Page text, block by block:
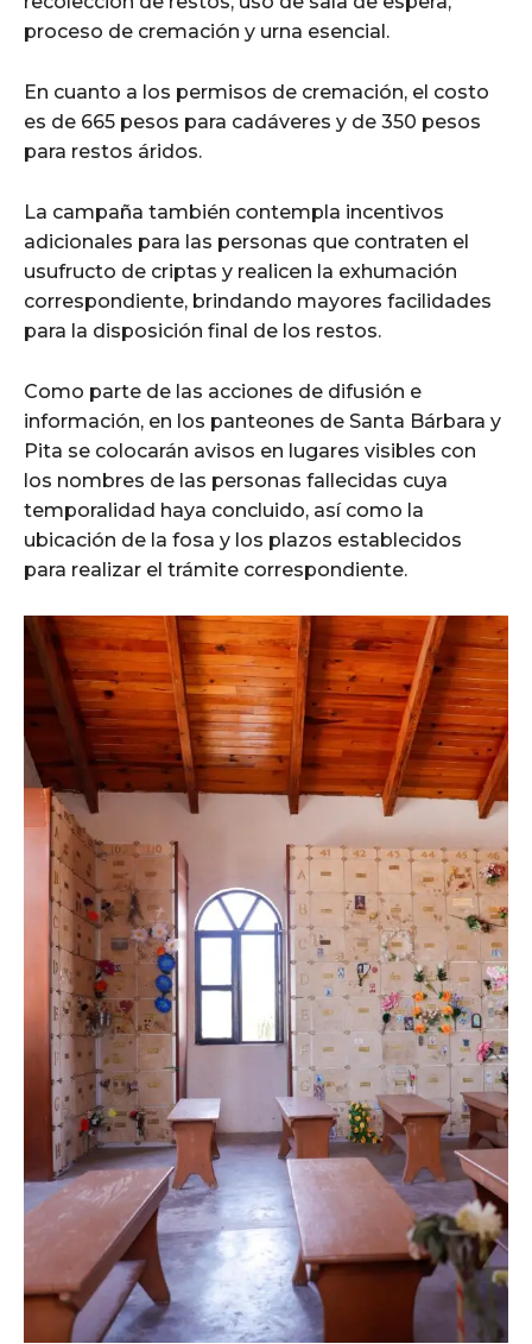
proceso de cremación y urna esencial.
En cuanto a los permisos de cremación, el costo
es de 665 pesos para cadáveres y de 350 pesos
para restos áridos.
La campaña también contempla incentivos
adicionales para las personas que contraten el
usufructo de criptas y realicen la exhumación
correspondiente, brindando mayores facilidades
para la disposición final de los restos.
Como parte de las acciones de difusión e
información, en los panteones de Santa Bárbara y
Pita se colocarán avisos en lugares visibles con
los nombres de las personas fallecidas cuya
temporalidad haya concluido, así como la
ubicación de la fosa y los plazos establecidos
para realizar el trámite correspondiente.